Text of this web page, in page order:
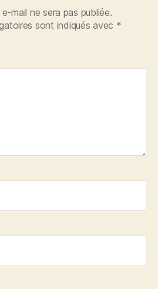
mail ne sera pas publiée.
sont indiqués avec *